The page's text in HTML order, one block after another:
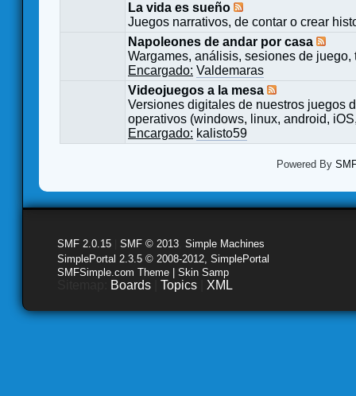
La vida es sueño
Juegos narrativos, de contar o crear
Napoleones de andar por casa
Wargames, análisis, sesiones de
Encargado: Valdemaras
Videojuegos a la mesa
Versiones digitales de nuestros juegos
operativos (windows, linux, android,
Encargado: kalisto59
Powered By
SMF 2.0.15 SMF © 2013 Simple Machines
SimplePortal 2.3.5 © 2008-2012, SimplePortal
SMFSimple.com Theme | Skin Samp
Boards Topics XML